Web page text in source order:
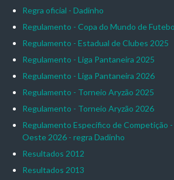
Regra oficial - Dadinho
Regulamento - Copa do Mundo de
Regulamento - Estadual de Clubes 2025
Regulamento - Liga Pantaneira 2025
Regulamento - Liga Pantaneira 2026
Regulamento - Torneio Aryzão 2025
Regulamento - Torneio Aryzão 2026
Regulamento Específico de Competição
Oeste 2026 - regra Dadinho
Resultados 2012
Resultados 2013